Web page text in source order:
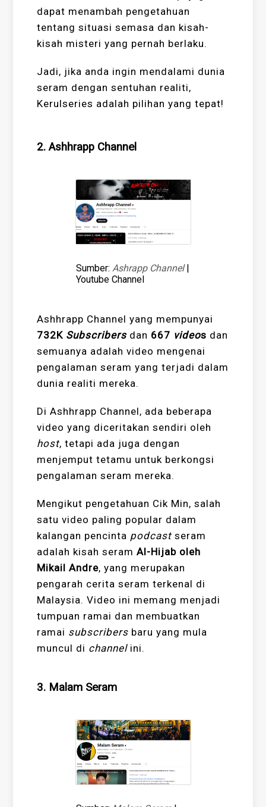
dapat menambah pengetahuan
tentang situasi semasa dan kisah-
kisah misteri yang pernah berlaku.
Jadi, jika anda ingin mendalami dunia
seram dengan sentuhan realiti,
Kerulseries adalah pilihan yang tepat!
2. Ashhrapp Channel
Sumber: Ashrapp Channel |
Youtube Channel
Ashhrapp Channel yang mempunyai
732K Subscribersdan 667 videos dan
semuanya adalah video mengenai
pengalaman seram yang terjadi dalam
dunia realiti mereka.
Di Ashhrapp Channel, ada beberapa
video yang diceritakan sendiri oleh
host, tetapi ada juga dengan
menjemput tetamu untuk berkongsi
pengalaman seram mereka.
Mengikut pengetahuan Cik Min, salah
satu video paling popular dalam
kalangan pencinta podcast seram
adalah kisah seramAl-Hijab oleh
Mikail Andre, yang merupakan
pengarah cerita seram terkenal di
Malaysia. Video ini memang menjadi
tumpuan ramai dan membuatkan
ramai subscribers baru yang mula
muncul di channelini.
3. Malam Seram